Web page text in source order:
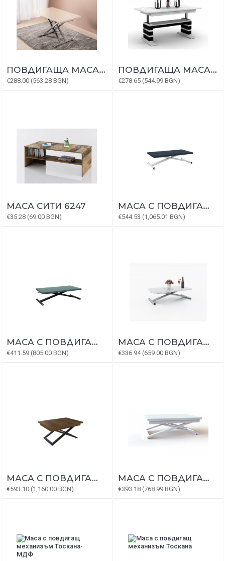
ПОВДИГАЩА МАСА МОХИТО
€288.00 (563.28 BGN)
ПОВДИГАЩА МАСА ДОМИНО
€278.65 (544.99 BGN)
МАСА СИТИ 6247
€35.28 (69.00 BGN)
МАСА С ПОВДИГАЩ МЕХАНИЗЪМ ХАВАНА МДФ ФУРНИР
€544.53 (1,065.01 BGN)
МАСА С ПОВДИГАЩ МЕХАНИЗЪМ ХАВАНА МДФ 18ММ-ПЕТ ФОЛИО
€411.59 (805.00 BGN)
МАСА С ПОВДИГАЩ МЕХАНИЗЪМ ХАВАНА
€336.94 (659.00 BGN)
МАСА С ПОВДИГАЩ МЕХАНИЗЪМ ФЛОРЕНЦИЯ - МДФ ФУРНИР
€593.10 (1,160.00 BGN)
МАСА С ПОВДИГАЩ МЕХАНИЗЪМ ФЛОРЕНЦИЯ
€393.18 (768.99 BGN)